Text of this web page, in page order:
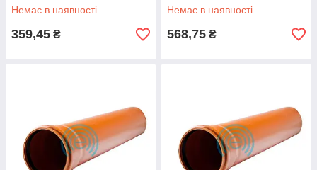
Немає в наявності
359,45 ₴
Немає в наявності
568,75 ₴